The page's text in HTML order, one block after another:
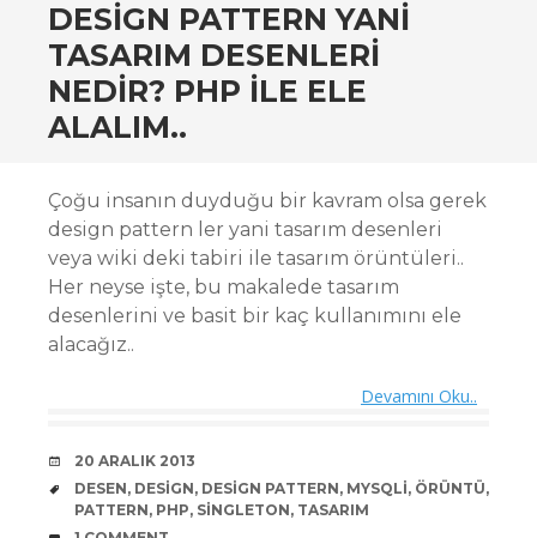
DESIGN PATTERN YANI
TASARIM DESENLERI
NEDIR? PHP ILE ELE
ALALIM..
Çoğu insanın duyduğu bir kavram olsa gerek
design pattern ler yani tasarım desenleri
veya wiki deki tabiri ile tasarım örüntüleri..
Her neyse işte, bu makalede tasarım
desenlerini ve basit bir kaç kullanımını ele
alacağız..
Devamını Oku..
DATE
20 ARALIK 2013
TAGS
DESEN, DESIGN, DESIGN PATTERN, MYSQLI, ÖRÜNTÜ,
PATTERN, PHP, SINGLETON, TASARIM